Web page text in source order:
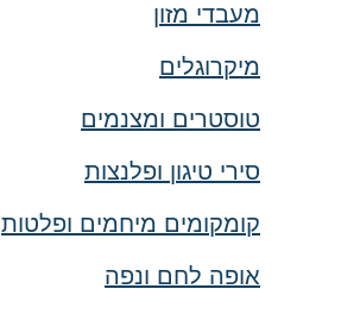
מעבדי מזון
מיקרוגלים
טוסטרים ומצנמים
סירי טיגון ופלנצות
קומקומים מיחמים ופלטות
אופה לחם ונפה